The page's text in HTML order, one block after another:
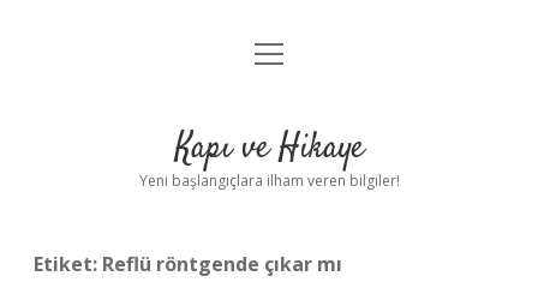
Anasayfa
Yasal Uyarı
menüyü
Kapı ve Hikaye
Yeni başlangıçlara ilham veren bilgiler!
Etiket: Reflü röntgende çıkar mı